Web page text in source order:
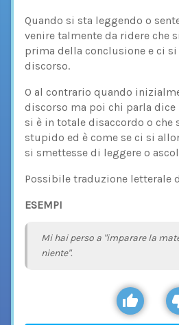
Quando si sta leggendo o
venire talmente da ridere che
prima della conclusione e ci
discorso.
O al contrario quando
discorso ma poi chi parla dice
si è in totale disaccordo o che
stupido ed è come se ci si
si smettesse di leggere o
Possibile traduzione letterale
ESEMPI
Mi hai perso a "imparare la
niente".